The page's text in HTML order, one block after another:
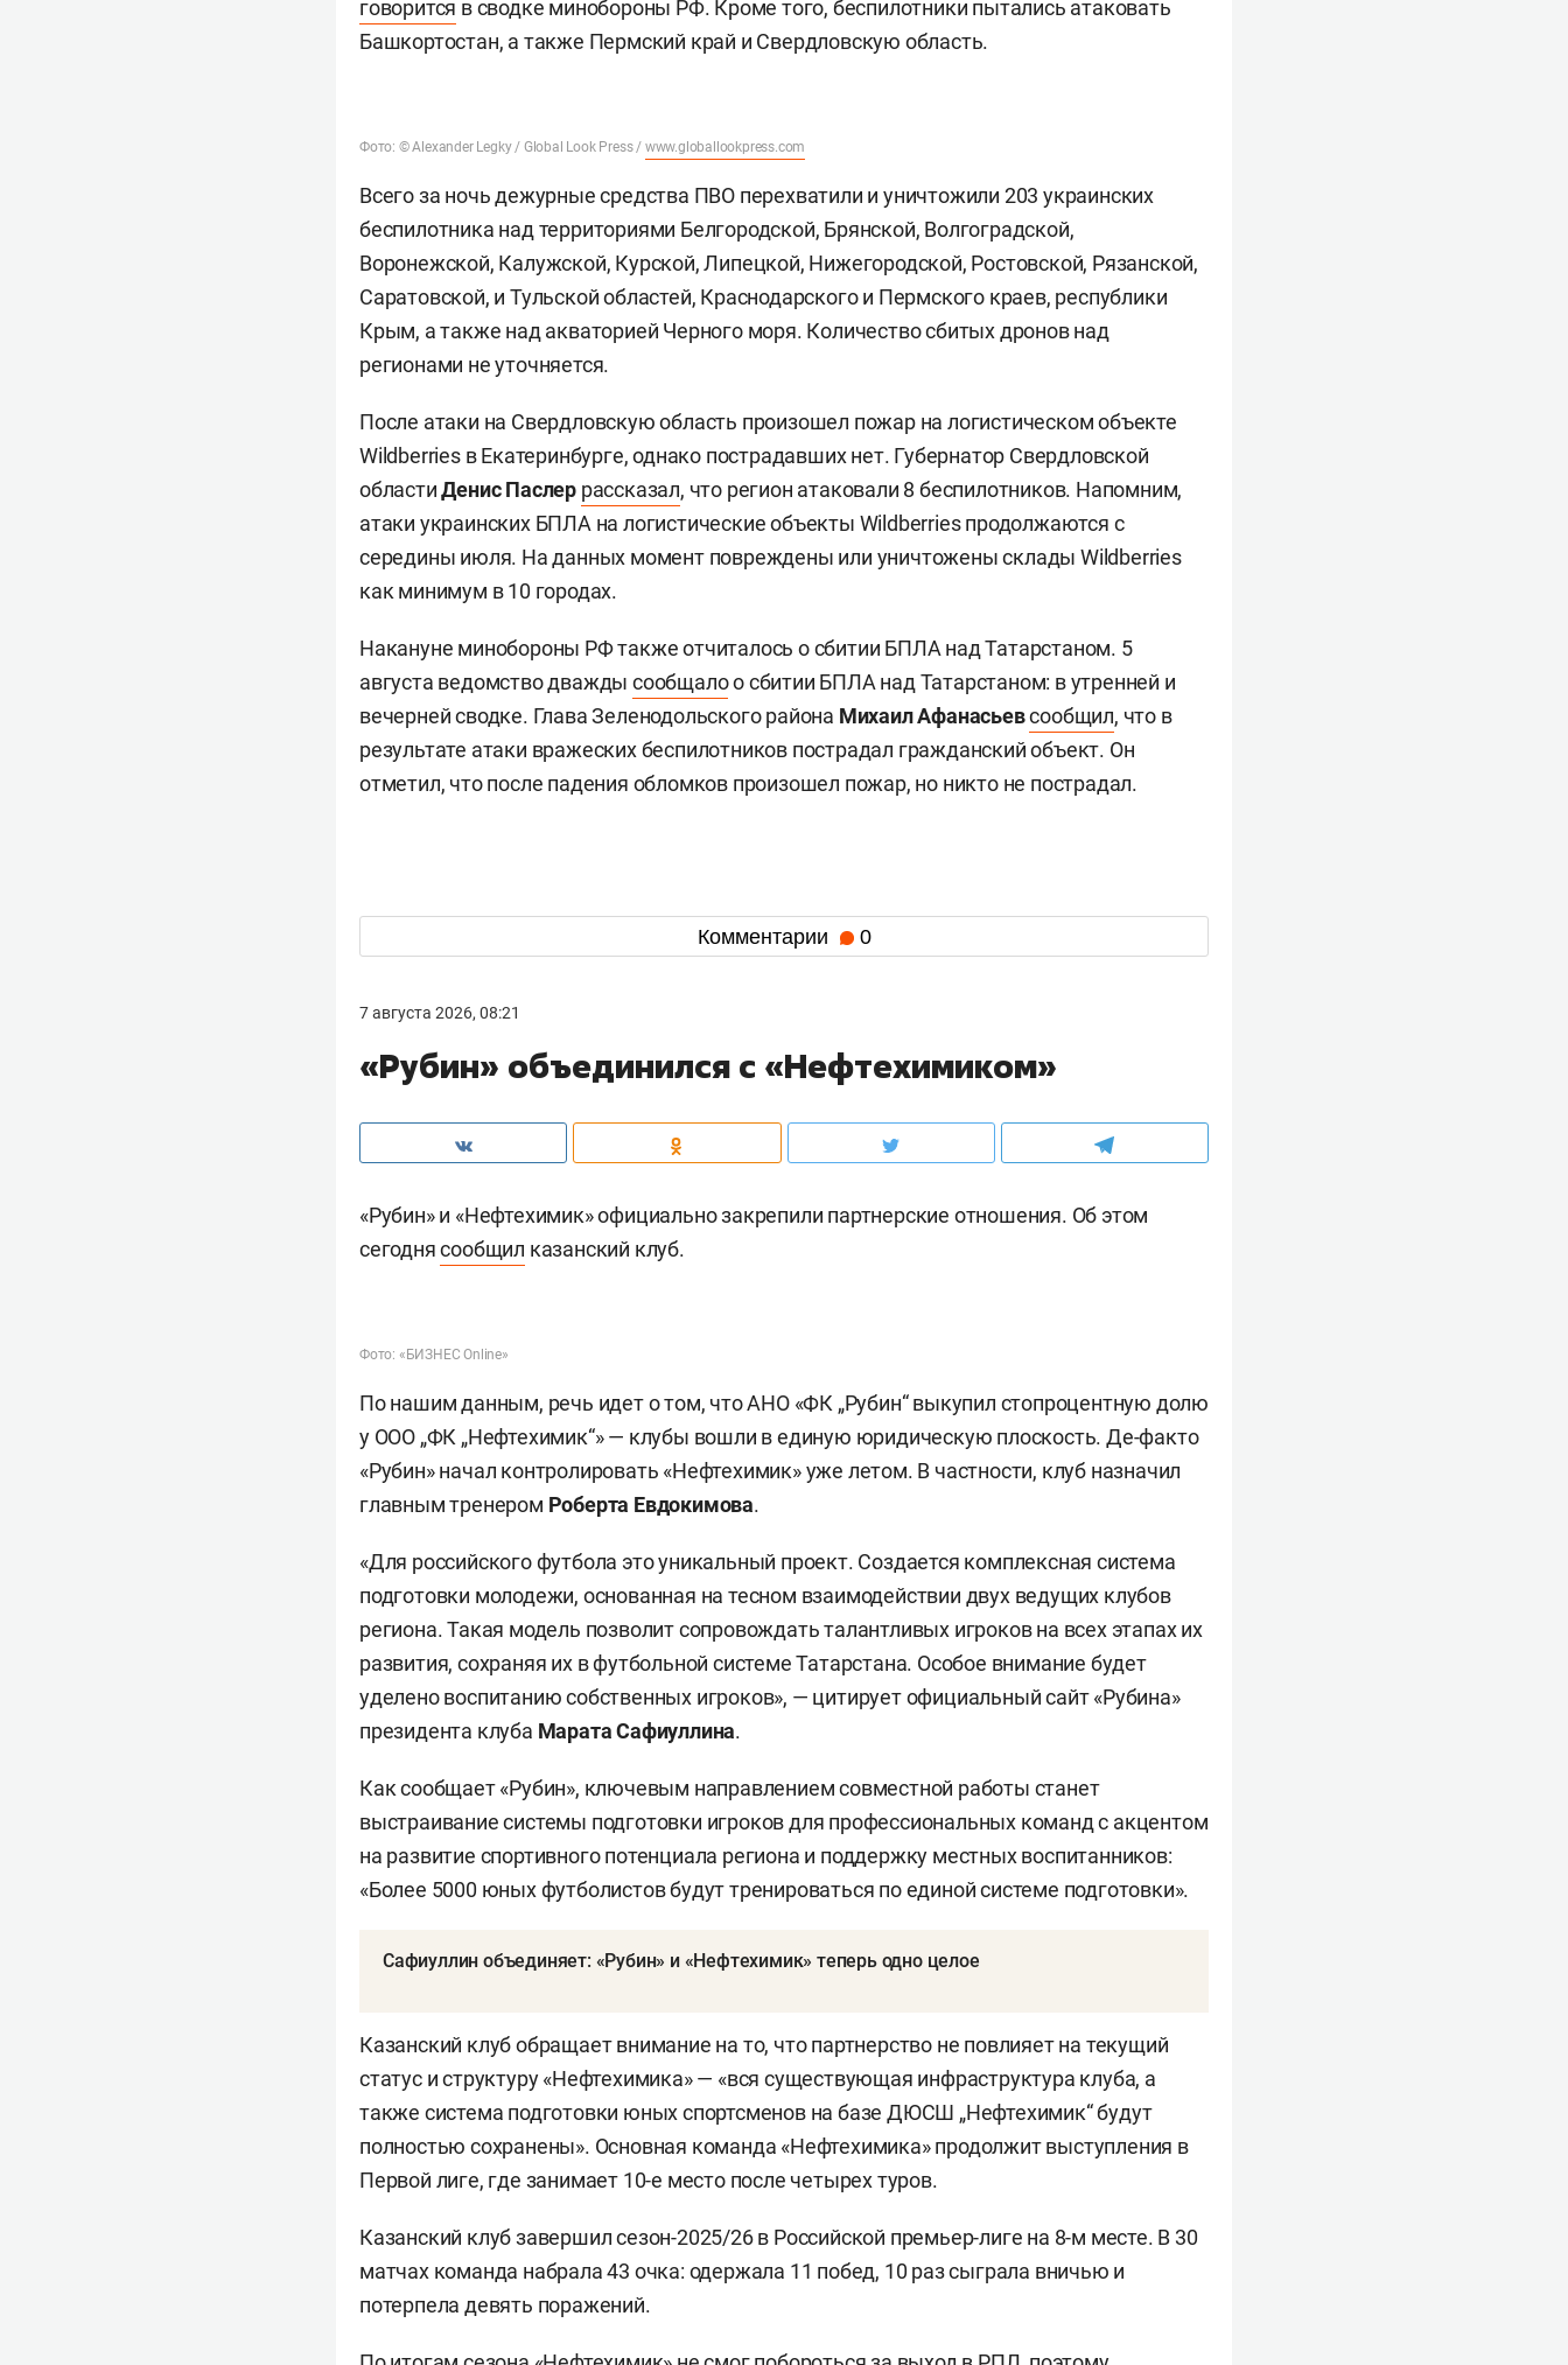
говорится в сводке минобороны РФ. Кроме того, беспилотники пытались атаковать
Башкортостан, а также Пермский край и Свердловскую область.
Фото: © Alexander Legky / Global Look Press / www.globallookpress.com
Всего за ночь дежурные средства ПВО перехватили и уничтожили 203 украинских
беспилотника над территориями Белгородской, Брянской, Волгоградской,
Воронежской, Калужской, Курской, Липецкой, Нижегородской, Ростовской, Рязанской,
Саратовской, и Тульской областей, Краснодарского и Пермского краев, республики
Крым, а также над акваторией Черного моря. Количество сбитых дронов над
регионами не уточняется.
После атаки на Свердловскую область произошел пожар на логистическом объекте
Wildberries в Екатеринбурге, однако пострадавших нет. Губернатор Свердловской
областиДенис Паслер рассказал, что регион атаковали 8 беспилотников. Напомним,
атаки украинских БПЛА на логистические объекты Wildberries продолжаются с
середины июля. На данных момент повреждены или уничтожены склады Wildberries
как минимум в 10 городах.
Накануне минобороны РФ также отчиталось о сбитии БПЛА над Татарстаном. 5
августа ведомство дваждысообщалоо сбитии БПЛА над Татарстаном: в утренней и
вечерней сводке. Глава Зеленодольского района Михаил Афанасьевсообщил, что в
результате атаки вражеских беспилотников пострадал гражданский объект. Он
отметил, что после падения обломков произошел пожар, но никто не пострадал.
Комментарии 0
7 августа 2026, 08:21
«Рубин» объединился с «Нефтехимиком»
«Рубин» и «Нефтехимик» официально закрепили партнерские отношения. Об этом
сегоднясообщил казанский клуб.
Фото: «БИЗНЕС Online»
По нашим данным, речь идет о том, что АНО «ФК „Рубин“ выкупил стопроцентную долю
у ООО „ФК „Нефтехимик“» — клубы вошли в единую юридическую плоскость. Де-факто
«Рубин» начал контролировать «Нефтехимик» уже летом. В частности, клуб назначил
главным тренером Роберта Евдокимова.
«Для российского футбола это уникальный проект. Создается комплексная система
подготовки молодежи, основанная на тесном взаимодействии двух ведущих клубов
региона. Такая модель позволит сопровождать талантливых игроков на всех этапах их
развития, сохраняя их в футбольной системе Татарстана. Особое внимание будет
уделено воспитанию собственных игроков», — цитирует официальный сайт «Рубина»
президента клуба Марата Сафиуллина.
Как сообщает «Рубин», ключевым направлением совместной работы станет
выстраивание системы подготовки игроков для профессиональных команд с акцентом
на развитие спортивного потенциала региона и поддержку местных воспитанников:
«Более 5000 юных футболистов будут тренироваться по единой системе подготовки».
Сафиуллин объединяет: «Рубин» и «Нефтехимик» теперь одно целое
Казанский клуб обращает внимание на то, что партнерство не повлияет на текущий
статус и структуру «Нефтехимика» — «вся существующая инфраструктура клуба, а
также система подготовки юных спортсменов на базе ДЮСШ „Нефтехимик“ будут
полностью сохранены». Основная команда «Нефтехимика» продолжит выступления в
Первой лиге, где занимает 10-е место после четырех туров.
Казанский клуб завершил сезон-2025/26 в Российской премьер-лиге на 8-м месте. В 30
матчах команда набрала 43 очка: одержала 11 побед, 10 раз сыграла вничью и
потерпела девять поражений.